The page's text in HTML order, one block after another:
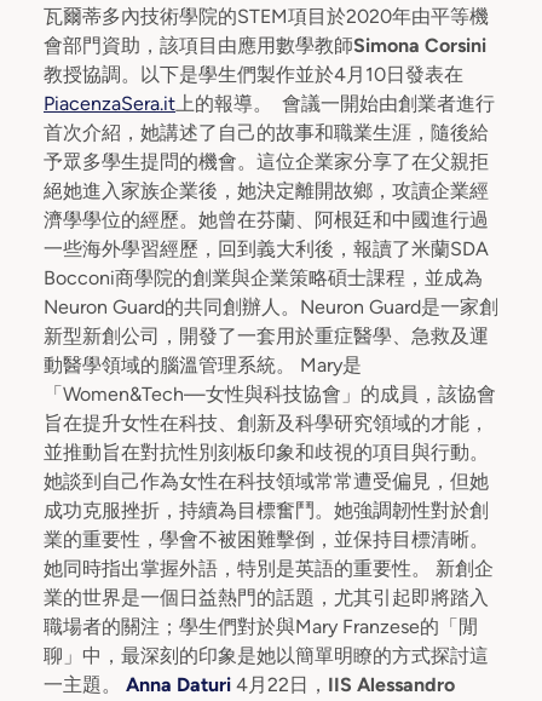
瓦爾蒂多內技術學院的STEM項目於2020年由平等機
會部門資助，該項目由應用數學教師Simona Corsini
教授協調。以下是學生們製作並於4月10日發表在
PiacenzaSera.it上的報導。
會議一開始由創業者進行
首次介紹，她講述了自己的故事和職業生涯，隨後給
予眾多學生提問的機會。這位企業家分享了在父親拒
絕她進入家族企業後，她決定離開故鄉，攻讀企業經
濟學學位的經歷。她曾在芬蘭、阿根廷和中國進行過
一些海外學習經歷，回到義大利後，報讀了米蘭SDA
Bocconi商學院的創業與企業策略碩士課程，並成為
Neuron Guard的共同創辦人。Neuron Guard是一家創
新型新創公司，開發了一套用於重症醫學、急救及運
動醫學領域的腦溫管理系統。 Mary是
「Women&Tech—女性與科技協會」的成員，該協會
旨在提升女性在科技、創新及科學研究領域的才能，
並推動旨在對抗性別刻板印象和歧視的項目與行動。
她談到自己作為女性在科技領域常常遭受偏見，但她
成功克服挫折，持續為目標奮鬥。她強調韌性對於創
業的重要性，學會不被困難擊倒，並保持目標清晰。
她同時指出掌握外語，特別是英語的重要性。 新創企
業的世界是一個日益熱門的話題，尤其引起即將踏入
職場者的關注；學生們對於與Mary Franzese的「閒
聊」中，最深刻的印象是她以簡單明瞭的方式探討這
一主題。 Anna Daturi 4月22日， IIS Alessandro